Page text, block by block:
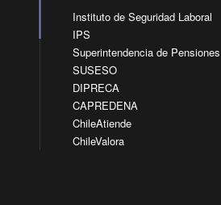
Instituto de Seguridad Laboral
IPS
Superintendencia de Pensiones
SUSESO
DIPRECA
CAPREDENA
ChileAtiende
ChileValora